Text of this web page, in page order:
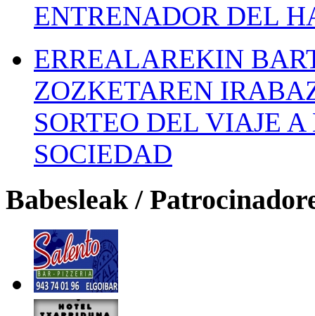
ENTRENADOR DEL
ERREALAREKIN
ZOZKETAREN
SORTEO DEL VIAJE
SOCIEDAD
Babesleak /